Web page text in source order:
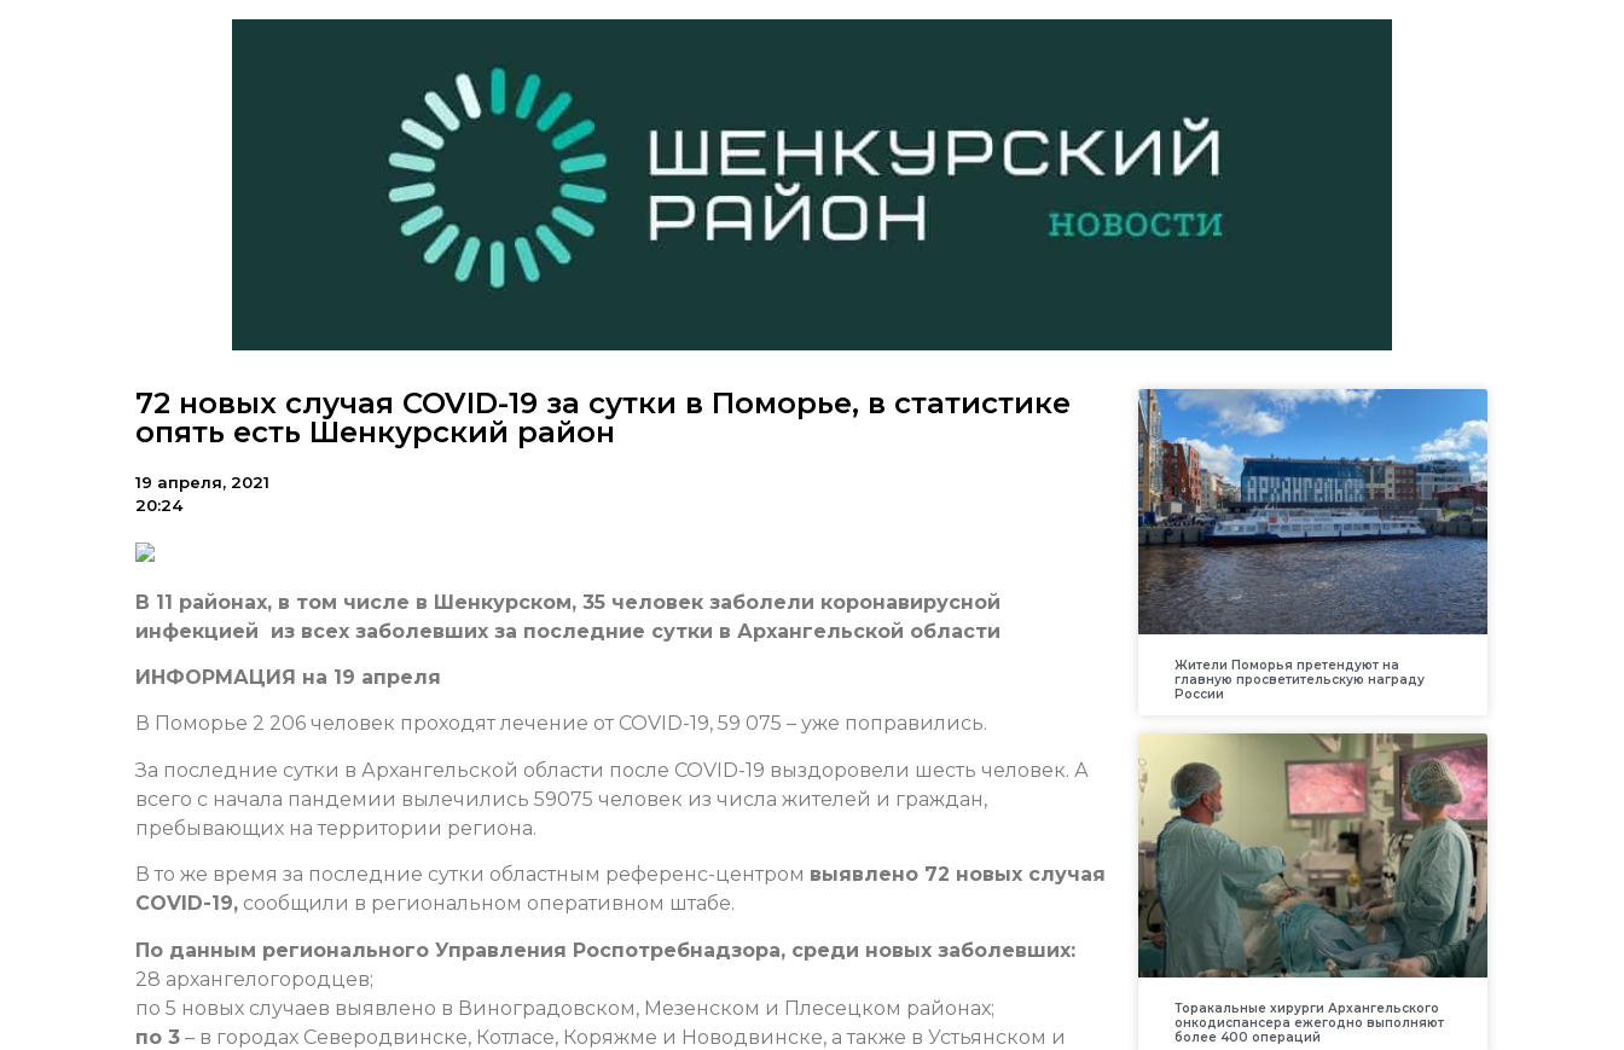
72 новых случая COVID-19 за сутки в Поморье, в статистике
опять есть Шенкурский район
19 апреля, 2021
20:24
В 11 районах, в том числе в Шенкурском, 35 человек заболели коронавирусной
инфекцией из всех заболевших за последние сутки в Архангельской области
ИНФОРМАЦИЯ на 19 апреля
В Поморье 2 206 человек проходят лечение от COVID-19, 59 075 – уже поправились.
За последние сутки в Архангельской области после COVID-19 выздоровели шесть человек. А
всего с начала пандемии вылечились 59075 человек из числа жителей и граждан,
пребывающих на территории региона.
В то же время за последние сутки областным референс-центром выявлено 72 новых случая
COVID-19, сообщили в региональном оперативном штабе.
По данным регионального Управления Роспотребнадзора, среди новых заболевших:
28 архангелогородцев;
по 5 новых случаев выявлено в Виноградовском, Мезенском и Плесецком районах;
по 3 – в городах Северодвинске, Котласе, Коряжме и Новодвинске, а также в Устьянском и
Жители Поморья претендуют на
главную просветительскую награду
России
Торакальные хирурги Архангельского
онкодиспансера ежегодно выполняют
более 400 операций